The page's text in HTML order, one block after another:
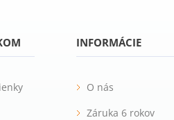
INFORMÁCIE
O nás
Záruka 6 rokov